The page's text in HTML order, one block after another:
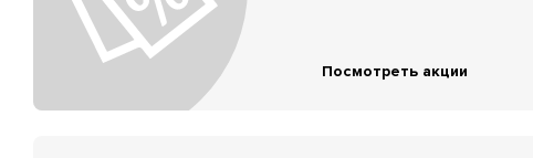
Посмотреть акции